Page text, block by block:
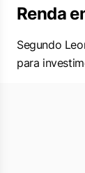
Renda
Segundo
para